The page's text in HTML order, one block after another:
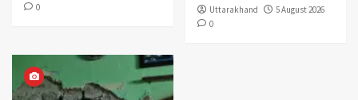
0
Uttarakhand
5 August 2026
0